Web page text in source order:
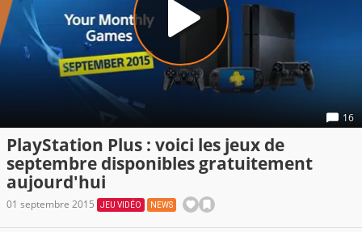
16
PlayStation Plus : voici les jeux de
septembre disponibles gratuitement
aujourd'hui
01 septembre 2015 JEU VIDÉO NEWS